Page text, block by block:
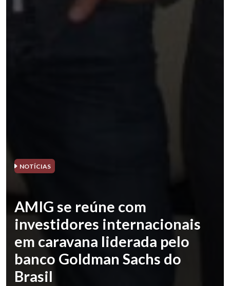
NOTÍCIAS
AMIG se reúne com
investidores internacionais
em caravana liderada pelo
banco Goldman Sachs do
Brasil